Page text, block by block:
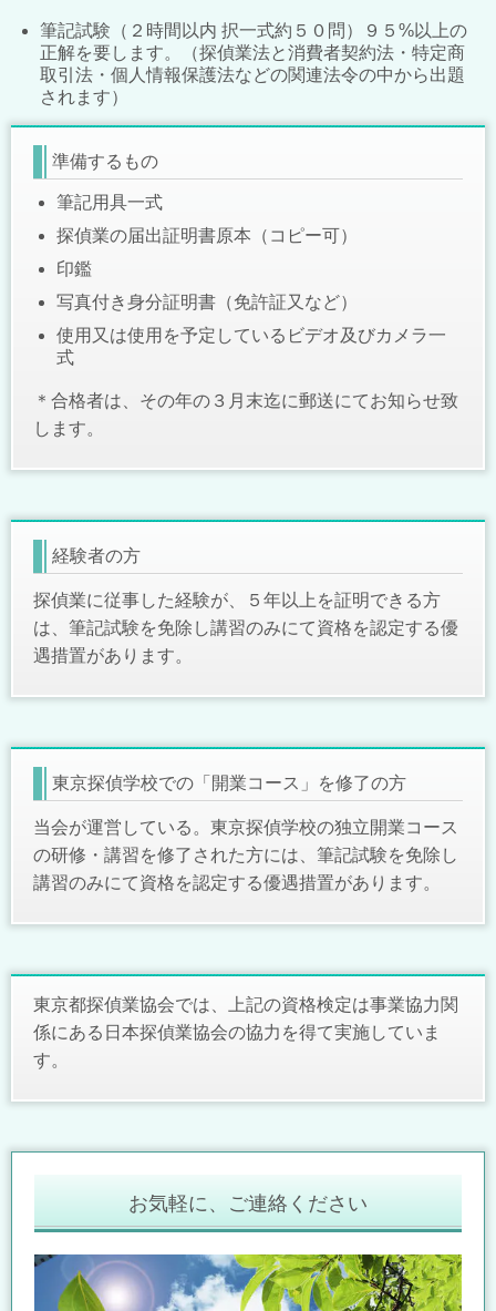
筆記試験（２時間以内 択一式約５０問）９５%以上の
正解を要します。（探偵業法と消費者契約法・特定商
取引法・個人情報保護法などの関連法令の中から出題
されます）
準備するもの
筆記用具一式
探偵業の届出証明書原本（コピー可）
印鑑
写真付き身分証明書（免許証又など）
使用又は使用を予定しているビデオ及びカメラ一
式
＊合格者は、その年の３月末迄に郵送にてお知らせ致
します。
経験者の方
探偵業に従事した経験が、５年以上を証明できる方
は、筆記試験を免除し講習のみにて資格を認定する優
遇措置があります。
東京探偵学校での「開業コース」を修了の方
当会が運営している。東京探偵学校の独立開業コース
の研修・講習を修了された方には、筆記試験を免除し
講習のみにて資格を認定する優遇措置があります。
東京都探偵業協会では、上記の資格検定は事業協力関
係にある日本探偵業協会の協力を得て実施していま
す。
お気軽に、ご連絡ください